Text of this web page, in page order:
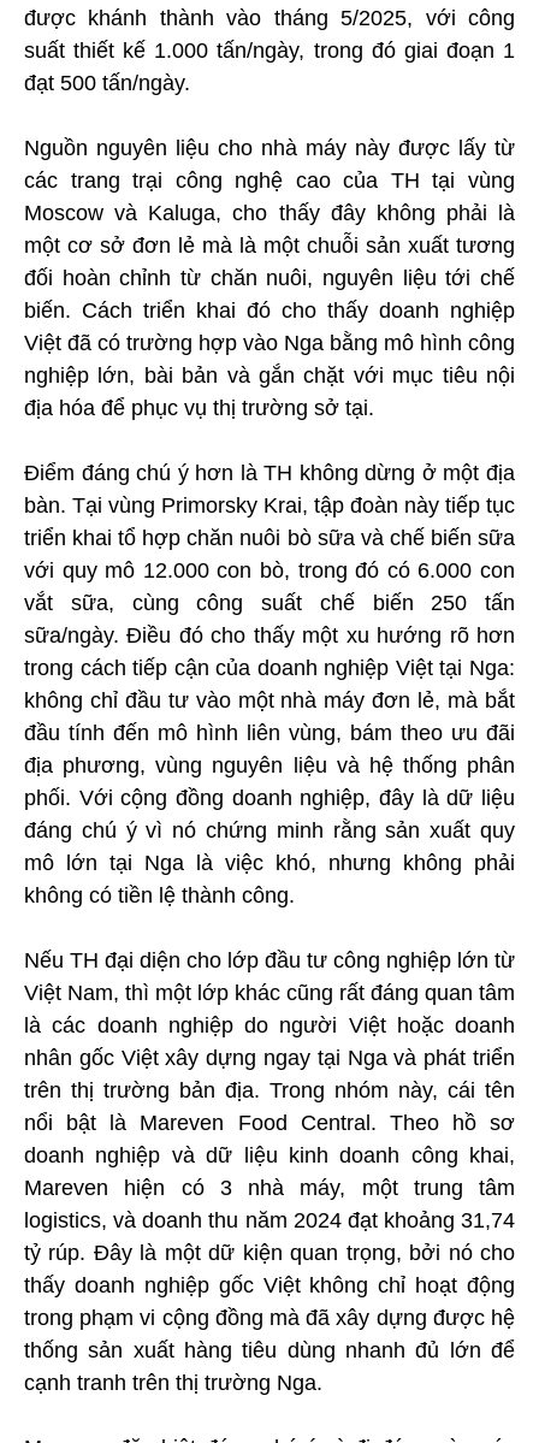
được khánh thành vào tháng 5/2025, với công
suất thiết kế 1.000 tấn/ngày, trong đó giai đoạn 1
đạt 500 tấn/ngày.
Nguồn nguyên liệu cho nhà máy này được lấy từ
các trang trại công nghệ cao của TH tại vùng
Moscow và Kaluga, cho thấy đây không phải là
một cơ sở đơn lẻ mà là một chuỗi sản xuất tương
đối hoàn chỉnh từ chăn nuôi, nguyên liệu tới chế
biến. Cách triển khai đó cho thấy doanh nghiệp
Việt đã có trường hợp vào Nga bằng mô hình công
nghiệp lớn, bài bản và gắn chặt với mục tiêu nội
địa hóa để phục vụ thị trường sở tại.
Điểm đáng chú ý hơn là TH không dừng ở một địa
bàn. Tại vùng Primorsky Krai, tập đoàn này tiếp tục
triển khai tổ hợp chăn nuôi bò sữa và chế biến sữa
với quy mô 12.000 con bò, trong đó có 6.000 con
vắt sữa, cùng công suất chế biến 250 tấn
sữa/ngày. Điều đó cho thấy một xu hướng rõ hơn
trong cách tiếp cận của doanh nghiệp Việt tại Nga:
không chỉ đầu tư vào một nhà máy đơn lẻ, mà bắt
đầu tính đến mô hình liên vùng, bám theo ưu đãi
địa phương, vùng nguyên liệu và hệ thống phân
phối. Với cộng đồng doanh nghiệp, đây là dữ liệu
đáng chú ý vì nó chứng minh rằng sản xuất quy
mô lớn tại Nga là việc khó, nhưng không phải
không có tiền lệ thành công.
Nếu TH đại diện cho lớp đầu tư công nghiệp lớn từ
Việt Nam, thì một lớp khác cũng rất đáng quan tâm
là các doanh nghiệp do người Việt hoặc doanh
nhân gốc Việt xây dựng ngay tại Nga và phát triển
trên thị trường bản địa. Trong nhóm này, cái tên
nổi bật là Mareven Food Central. Theo hồ sơ
doanh nghiệp và dữ liệu kinh doanh công khai,
Mareven hiện có 3 nhà máy, một trung tâm
logistics, và doanh thu năm 2024 đạt khoảng 31,74
tỷ rúp. Đây là một dữ kiện quan trọng, bởi nó cho
thấy doanh nghiệp gốc Việt không chỉ hoạt động
trong phạm vi cộng đồng mà đã xây dựng được hệ
thống sản xuất hàng tiêu dùng nhanh đủ lớn để
cạnh tranh trên thị trường Nga.